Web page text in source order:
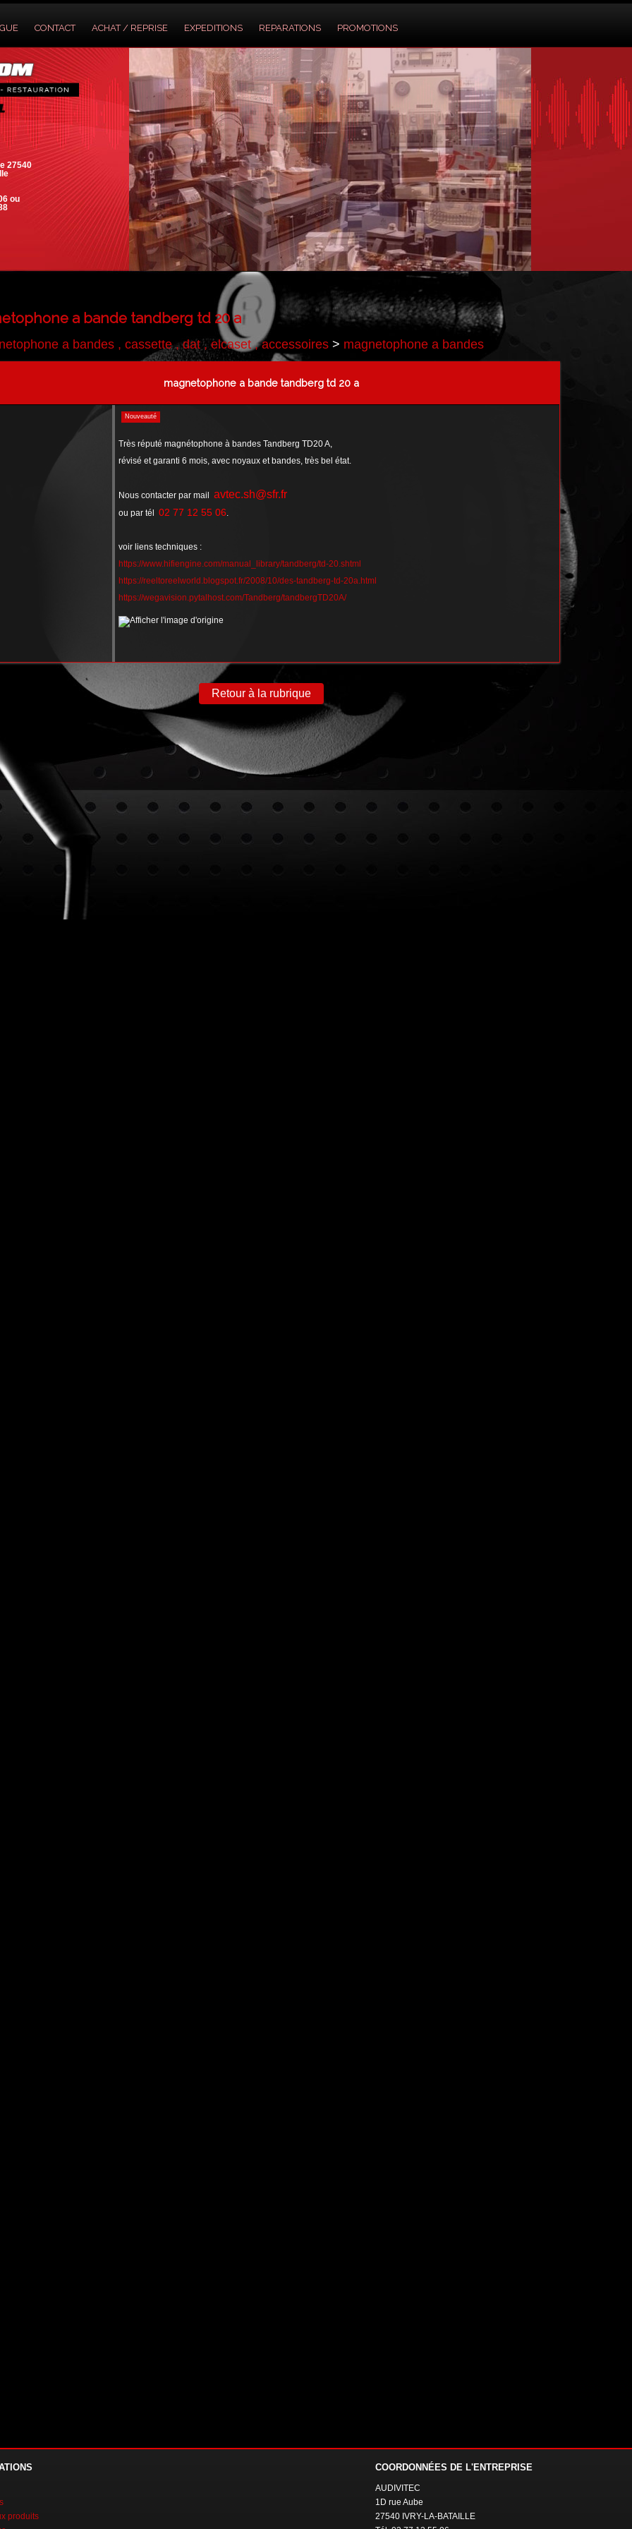
CONTACT ACHAT / REPRISE EXPEDITIONS REPARATIONS PROMOTIONS
27540
ou
a bande tandberg td 20 a
a bandes , cassette , dat , elcaset , accessoires> magnetophone a bandes
magnetophone a bande tandberg td 20 a
Nouveauté
Très réputé magnétophone à bandes Tandberg TD20 A,
révisé et garanti 6 mois, avec noyaux et bandes, très bel état.
Nous contacter par mail avtec.sh@sfr.fr
ou par tél 02 77 12 55 06.
voir liens techniques :
https://www.hifiengine.com/manual_library/tandberg/td-20.shtml
https://reeltoreelworld.blogspot.fr/2008/10/des-tandberg-td-20a.html
https://wegavision.pytalhost.com/Tandberg/tandbergTD20A/
Retour à la rubrique
produits
COORDONNÉES DE L'ENTREPRISE
AUDIVITEC
1D rue Aube
27540 IVRY-LA-BATAILLE